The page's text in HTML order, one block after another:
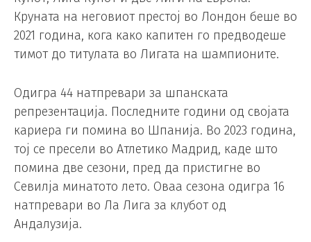
Круната на неговиот престој во Лондон беше во
2021 година, кога како капитен го предводеше
тимот до титулата во Лигата на шампионите.
Одигра 44 натпревари за шпанската
репрезентација. Последните години од својата
кариера ги помина во Шпанија. Во 2023 година,
тој се пресели во Атлетико Мадрид, каде што
помина две сезони, пред да пристигне во
Севилја минатото лето. Оваа сезона одигра 16
натпревари во Ла Лига за клубот од
Андалузија.